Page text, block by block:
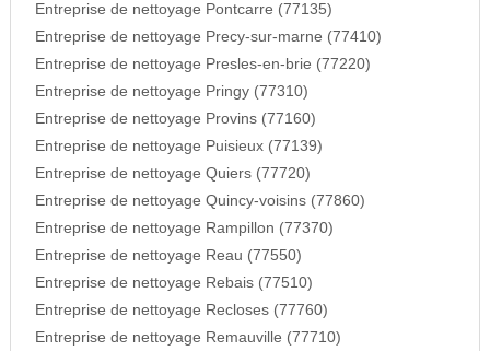
Entreprise de nettoyage Pontcarre (77135)
Entreprise de nettoyage Precy-sur-marne (77410)
Entreprise de nettoyage Presles-en-brie (77220)
Entreprise de nettoyage Pringy (77310)
Entreprise de nettoyage Provins (77160)
Entreprise de nettoyage Puisieux (77139)
Entreprise de nettoyage Quiers (77720)
Entreprise de nettoyage Quincy-voisins (77860)
Entreprise de nettoyage Rampillon (77370)
Entreprise de nettoyage Reau (77550)
Entreprise de nettoyage Rebais (77510)
Entreprise de nettoyage Recloses (77760)
Entreprise de nettoyage Remauville (77710)